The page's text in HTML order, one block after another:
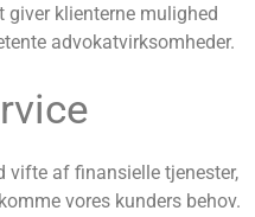
giver klienterne mulighed
advokatvirksomheder.
vifte af finansielle tjenester,
vores kunders behov.